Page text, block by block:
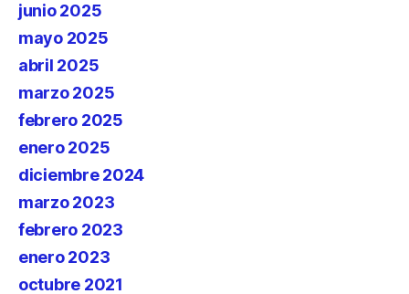
junio 2025
mayo 2025
abril 2025
marzo 2025
febrero 2025
enero 2025
diciembre 2024
marzo 2023
febrero 2023
enero 2023
octubre 2021